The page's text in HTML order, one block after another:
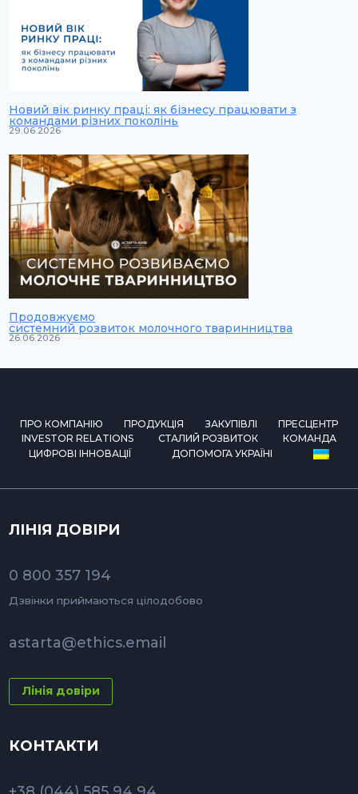
Новий вік ринку праці: як бізнесу працювати з
командами різних поколінь
29.06.2026
Продовжуємо
системний розвиток молочного тваринництва
26.06.2026
ПРО КОМПАНІЮ ПРОДУКЦІЯ ЗАКУПІВЛІ
ПРЕСЦЕНТР
INVESTOR RELATIONS
СТАЛИЙ РОЗВИТОК
КОМАНДА
ЦИФРОВІ ІННОВАЦІЇ
ДОПОМОГА УКРАЇНІ
ЛІНІЯ ДОВІРИ
0 800 357 194
Дзвінки приймаються цілодобово
astarta@ethics.email
Лінія довіри
КОНТАКТИ